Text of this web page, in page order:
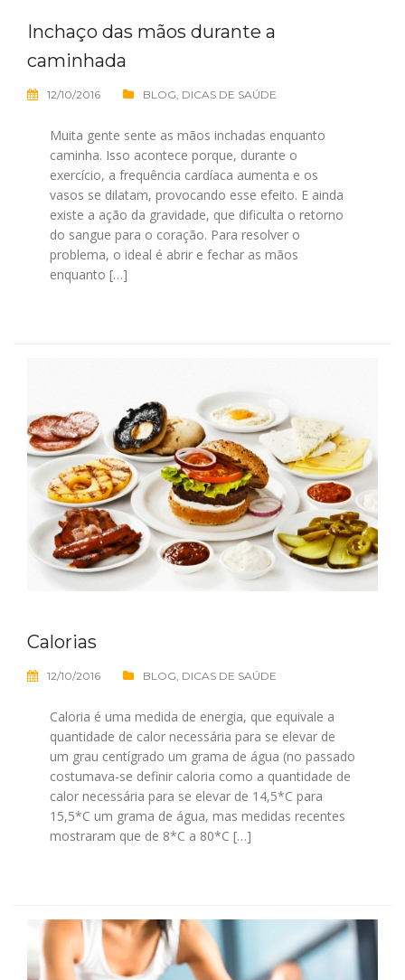
Inchaço das mãos durante a
caminhada
12/10/2016 BLOG DICAS DE SAÚDE
Muita gente sente as mãos inchadas enquanto
caminha. Isso acontece porque, durante o
exercício, a frequência cardíaca aumenta e os
vasos se dilatam, provocando esse efeito. E ainda
existe a ação da gravidade, que dificulta o retorno
do sangue para o coração. Para resolver o
problema, o ideal é abrir e fechar as mãos
enquanto […]
Calorias
12/10/2016 BLOG DICAS DE SAÚDE
Caloria é uma medida de energia, que equivale a
quantidade de calor necessária para se elevar de
um grau centígrado um grama de água (no passado
costumava-se definir caloria como a quantidade de
calor necessária para se elevar de 14,5*C para
15,5*C um grama de água, mas medidas recentes
mostraram que de 8*C a 80*C […]